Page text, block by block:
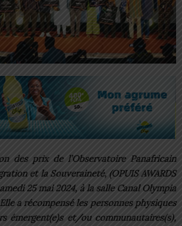
des prix de l’Observatoire Panafricain
et la Souveraineté, (OPUIS AWARDS
25 mai 2024, à la salle Canal Olympia
a récompensé les personnes physiques
émergent(e)s et/ou communautaires(s),